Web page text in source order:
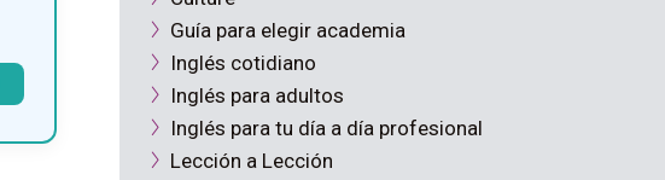
Guía para elegir academia
Inglés cotidiano
Inglés para adultos
Inglés para tu día a día profesional
Lección a Lección